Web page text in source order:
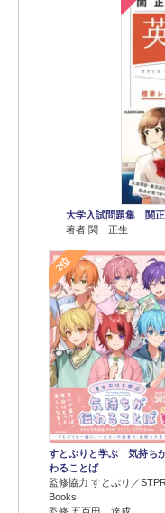
大学入試問題集 関
著者 関 正生
2位
すとぷりと学ぶ 気持ち
わることば
監修協力 すとぷり／
Books